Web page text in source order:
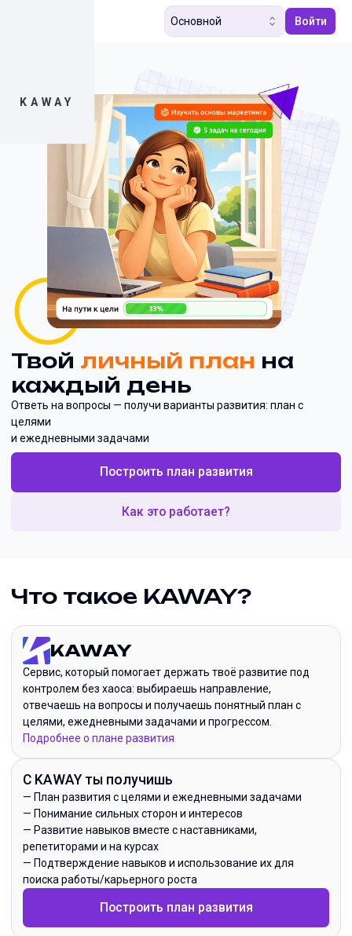
KAWAY
Основной Войти
Твой личный план на
каждый день
Ответь на вопросы — получи варианты развития: план с
целями
и ежедневными задачами
Построить план развития
Как это работает?
Что такое KAWAY?
KAWAY
Сервис, который помогает держать твоё развитие под
контролем без хаоса: выбираешь направление,
отвечаешь на вопросы и получаешь понятный план с
целями, ежедневными задачами и прогрессом.
Подробнее о плане развития
С KAWAY ты получишь
— План развития с целями и ежедневными задачами
— Понимание сильных сторон и интересов
— Развитие навыков вместе с наставниками,
репетиторами и на курсах
— Подтверждение навыков и использование их для
поиска работы/карьерного роста
Построить план развития